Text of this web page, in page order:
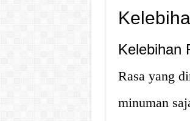
Kelebihan
Rasa yang
minuman